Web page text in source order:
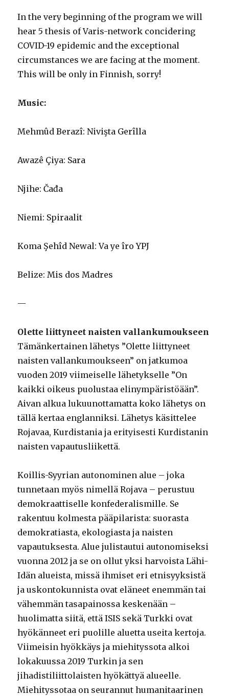
Inthe very beginning of the program we will
hear 5 thesis of Varis-network concidering
COVID-19 epidemic and the exceptional
circumstances we are facing at the moment.
Thiswill be only inFinnish, sorry!
Music:
Mehmûd Berazî: Nivişta Gerîlla
Awazê Çiya: Sara
Njihe: Čađa
Niemi: Spiraalit
Koma Şehîd Newal: Va ye îro YPJ
Belize: Mis dos Madres
—
Olette liittyneet naisten vallankumoukseen
Tämänkertainen lähetys ”Olette liittyneet
naisten vallankumoukseen” on jatkumoa
vuoden 2019 viimeiselle lähetykselle ”On
kaikki oikeus puolustaa elinympäristöään”.
Aivan alkua lukuunottamatta koko lähetys on
tällä kertaa englanniksi. Lähetys käsittelee
Rojavaa, Kurdistania ja erityisesti Kurdistanin
naisten vapautusliikettä.
Koillis-Syyrian autonominen alue – joka
tunnetaan myös nimellä Rojava – perustuu
demokraattiselle konfederalismille. Se
rakentuu kolmesta pääpilarista: suorasta
demokratiasta, ekologiasta ja naisten
vapautuksesta. Alue julistautui autonomiseksi
vuonna 2012 ja se on ollut yksi harvoista Lähi-
Idän alueista, missä ihmiset eri etnisyyksistä
ja uskontokunnista ovat eläneet enemmän tai
vähemmän tasapainossa keskenään –
huolimatta siitä, että ISIS sekä Turkki ovat
hyökänneet eri puolille aluetta useita kertoja.
Viimeisin hyökkäys ja miehityssota alkoi
lokakuussa 2019 Turkin ja sen
jihadistiliittolaisten hyökättyä alueelle.
Miehityssotaa on seurannut humanitaarinen